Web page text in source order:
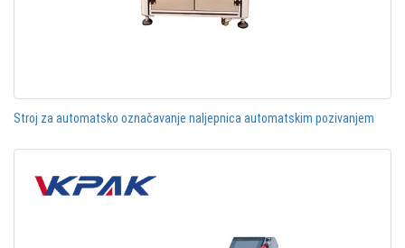
Stroj za automatsko označavanje naljepnica automatskim pozivanjem